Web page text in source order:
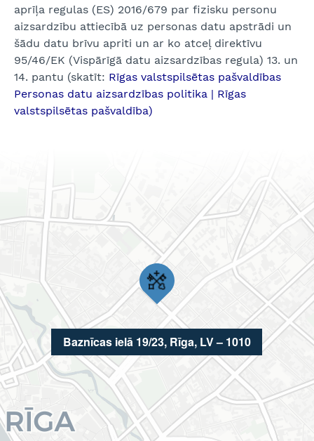
aprīļa regulas (ES) 2016/679 par fizisku personu
aizsardzību attiecībā uz personas datu apstrādi un
šādu datu brīvu apriti un ar ko atceļ direktīvu
95/46/EK (Vispārīgā datu aizsardzības regula) 13. un
14. pantu (skatīt: Rīgas valstspilsētas pašvaldības
Personas datu aizsardzības politika | Rīgas
valstspilsētas pašvaldība)
Baznīcas ielā 19/23, Rīga, LV – 1010